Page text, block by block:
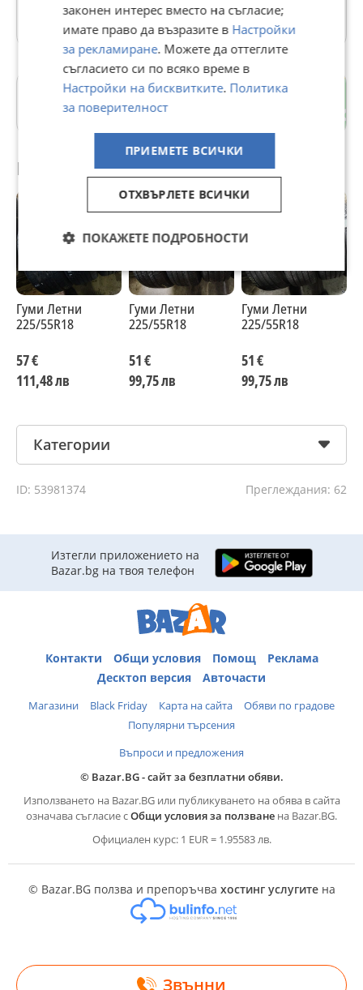
2501 Обяви
гр. Бургас
Бургас
Препоръчани за теб
Гуми Летни
225/55R18
57 €
111,48 лв
Гуми Летни
225/55R18
51 €
99,75 лв
Гуми Летни
225/55R18
51 €
99,75 лв
Категории
ID: 53981374 Преглеждания: 62
Звънни
Изтегли приложението на
Bazar.bg на твоя телефон
Контакти Общи условия Помощ
Реклама
Десктоп версия
Авточасти
Магазини Black Friday Карта на сайта
Обяви по градове
Популярни търсения
Въпроси и предложения
© Bazar.BG - сайт за безплатни обяви.
Използването на Bazar.BG или публикуването на обява в сайта
означава съгласие сОбщи условия за ползване на Bazar.BG.
Официален курс: 1 EUR = 1.95583 лв.
© Bazar.BG ползва и препоръчва хостинг услугитена
законен интерес вместо на съгласие;
имате право да възразите в Настройки
за рекламиране. Можете да оттеглите
съгласието си по всяко време в
Настройки на бисквитките. Политика
за поверителност
ПРИЕМЕТЕ ВСИЧКИ
ОТХВЪРЛЕТЕ ВСИЧКИ
ПОКАЖЕТЕ ПОДРОБНОСТИ